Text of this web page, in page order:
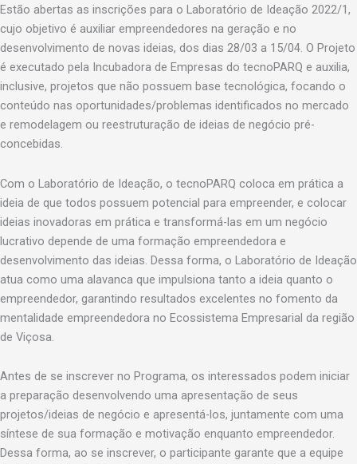
Estão abertas as inscrições para o Laboratório de Ideação 2022/1,
cujo objetivo é auxiliar empreendedores na geração e no
desenvolvimento de novas ideias, dos dias 28/03 a 15/04. O Projeto
é executado pela Incubadora de Empresas do tecnoPARQ e auxilia,
inclusive, projetos que não possuem base tecnológica, focando o
conteúdo nas oportunidades/problemas identificados no mercado
e remodelagem ou reestruturação de ideias de negócio pré-
concebidas.
Com o Laboratório de Ideação, o tecnoPARQ coloca em prática a
ideia de que todos possuem potencial para empreender, e colocar
ideias inovadoras em prática e transformá-las em um negócio
lucrativo depende de uma formação empreendedora e
desenvolvimento das ideias. Dessa forma, o Laboratório de Ideação
atua como uma alavanca que impulsiona tanto a ideia quanto o
empreendedor, garantindo resultados excelentes no fomento da
mentalidade empreendedora no Ecossistema Empresarial da região
de Viçosa.
Antes de se inscrever no Programa, os interessados podem iniciar
a preparação desenvolvendo uma apresentação de seus
projetos/ideias de negócio e apresentá-los, juntamente com uma
síntese de sua formação e motivação enquanto empreendedor.
Dessa forma, ao se inscrever, o participante garante que a equipe